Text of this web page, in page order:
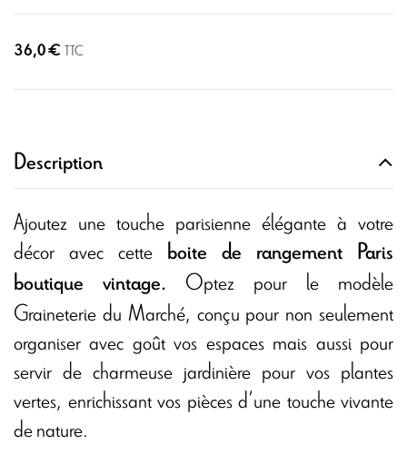
36,0 € TTC
Description
Ajoutez une touche parisienne élégante à votre
décor avec cette boite de rangement Paris
boutique vintage. Optez pour le modèle
Graineterie du Marché, conçu pour non seulement
organiser avec goût vos espaces mais aussi pour
servir de charmeuse jardinière pour vos plantes
vertes, enrichissant vos pièces d’une touche vivante
de nature.